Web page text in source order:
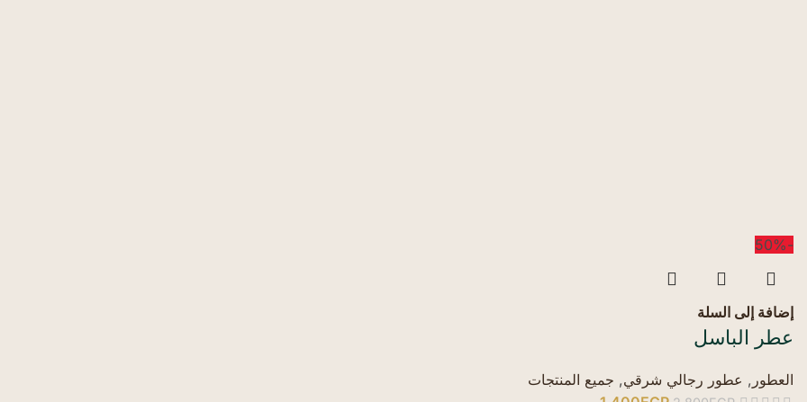
-50%
إضافة إلى السلة
عطر الباسل
العطور , عطور رجالي شرقي, جميع المنتجات